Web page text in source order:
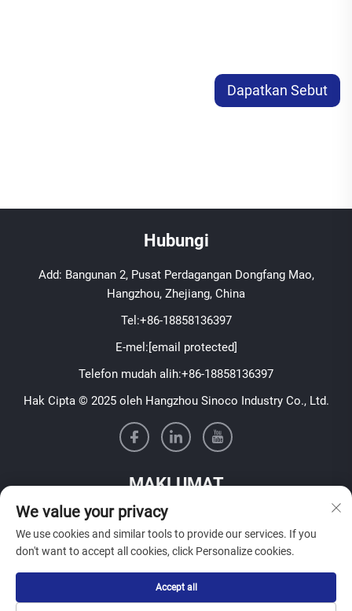
Dapatkan Sebut
Hubungi
Add: Bangunan 2, Pusat Perdagangan Dongfang Mao,
Hangzhou, Zhejiang, China
Tel:+86-18858136397
E-mel:[email protected]
Telefon mudah alih:+86-18858136397
Hak Cipta © 2025 oleh Hangzhou Sinoco Industry Co., Ltd.
MAKLUMAT
Daftar untuk menerima buletin mingguan kami
Hantar
We value your privacy
We use cookies and similar tools to provide our services. If you
don't want to accept all cookies, click Personalize cookies.
Accept all